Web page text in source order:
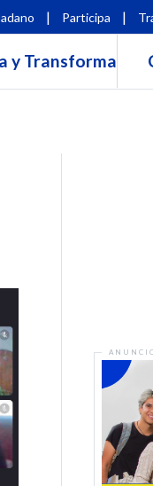
| Participa |
y Transforma